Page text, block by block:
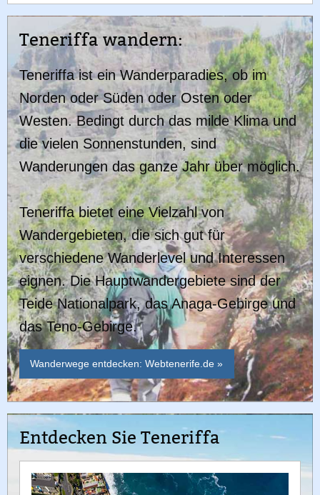
Teneriffa wandern:
Teneriffa ist ein Wanderparadies, ob im
Norden oder Süden oder Osten oder
Westen. Bedingt durch das milde Klima und
die vielen Sonnenstunden, sind
Wanderungen das ganze Jahr über möglich.
Teneriffa bietet eine Vielzahl von
Wandergebieten, die sich gut für
verschiedene Wanderlevel und Interessen
eignen. Die Hauptwandergebiete sind der
Teide Nationalpark, das Anaga-Gebirge und
das Teno-Gebirge.
Wanderwege entdecken: Webtenerife.de »
Entdecken Sie Teneriffa